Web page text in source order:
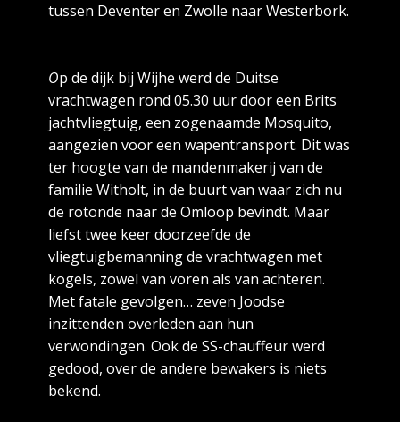
tussen Deventer en Zwolle naar Westerbork.
Op de dijk bij Wijhe werd de Duitse
vrachtwagen rond 05.30 uur door een Brits
jachtvliegtuig, een zogenaamde Mosquito,
aangezien voor een wapentransport. Dit was
ter hoogte van de mandenmakerij van de
familie Witholt, in de buurt van waar zich nu
de rotonde naar de Omloop bevindt. Maar
liefst twee keer doorzeefde de
vliegtuigbemanning de vrachtwagen met
kogels, zowel van voren als van achteren.
Met fatale gevolgen… zeven Joodse
inzittenden overleden aan hun
verwondingen. Ook de SS-chauffeur werd
gedood, over de andere bewakers is niets
bekend.